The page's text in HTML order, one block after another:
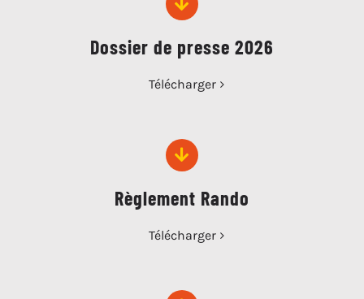
Dossier de presse 2026
Télécharger
Règlement Rando
Télécharger